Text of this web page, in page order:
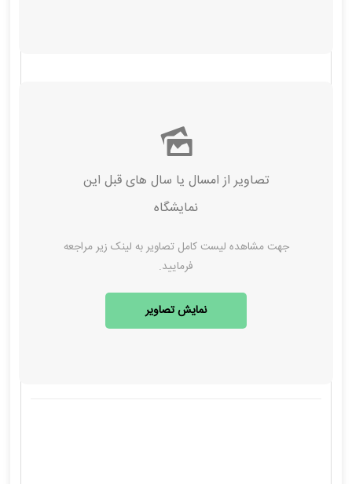
تصاویر از امسال‌ یا سال های قبل این
نمایشگاه
جهت مشاهده لیست کامل تصاویر به لینک زیر مراجعه
فرمایید.
نمایش تصاویر